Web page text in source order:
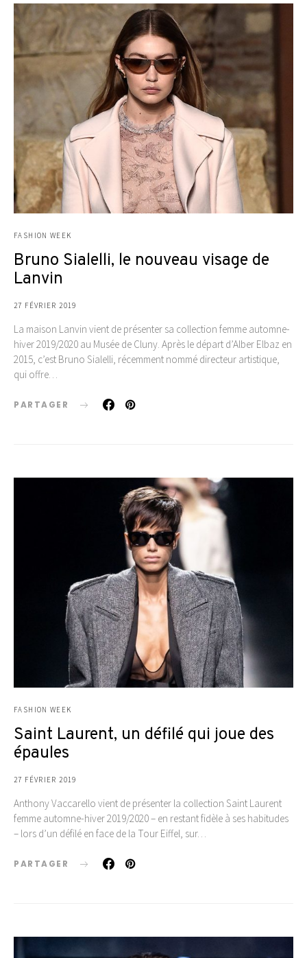
FASHION WEEK
Bruno Sialelli, le nouveau visage de
Lanvin
27 FÉVRIER 2019
La maison Lanvin vient de présenter sa collection femme automne-
hiver 2019/2020 au Musée de Cluny. Après le départ d’Alber Elbaz en
2015, c’est Bruno Sialelli, récemment nommé directeur artistique,
qui offre…
PARTAGER
FASHION WEEK
Saint Laurent, un défilé qui joue des
épaules
27 FÉVRIER 2019
Anthony Vaccarello vient de présenter la collection Saint Laurent
femme automne-hiver 2019/2020 – en restant fidèle à ses habitudes
– lors d’un défilé en face de la Tour Eiffel, sur…
PARTAGER